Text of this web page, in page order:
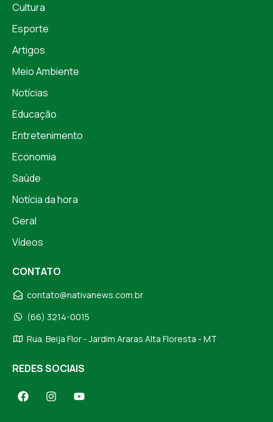
Cultura
Esporte
Artigos
Meio Ambiente
Notícias
Educação
Entretenimento
Economia
Saúde
Notícia da hora
Geral
Vídeos
CONTATO
contato@nativanews.com.br
(66) 3214-0015
Rua. Beija Flor - Jardim Araras Alta Floresta - MT
REDES SOCIAIS